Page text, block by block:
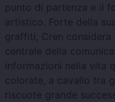
punto di partenza e il
artistico. Forte della
graffiti, Cren
centrale della
informazioni nella vita
colorate, a cavallo tra
riscuote grande